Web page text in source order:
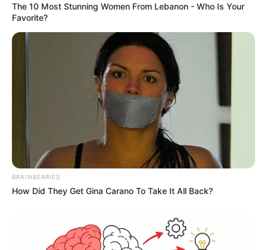
The 10 Most Stunning Women From Lebanon - Who Is Your
Favorite?
BRAINBERRIES
How Did They Get Gina Carano To Take It All Back?